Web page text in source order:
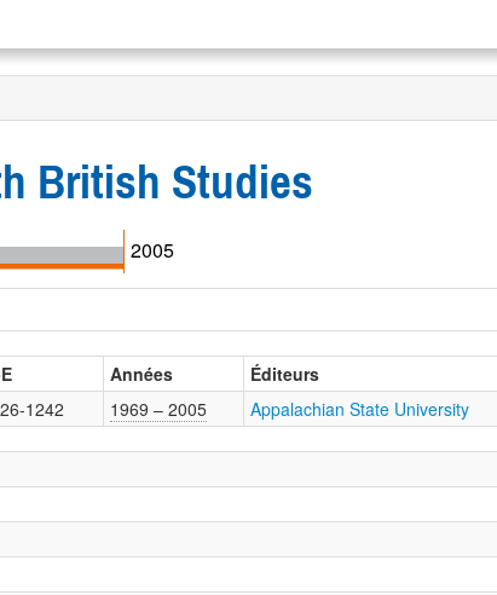
British Studies
2005
Années Éditeurs
1242 1969 – 2005 Appalachian State University